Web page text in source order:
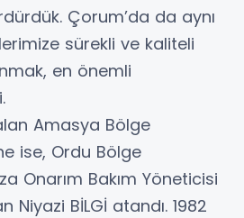
Çorum’da da aynı
sürekli ve kaliteli
en önemli
Amasya Bölge
ise, Ordu Bölge
Onarım Bakım Yöneticisi
BİLGİ atandı. 1982